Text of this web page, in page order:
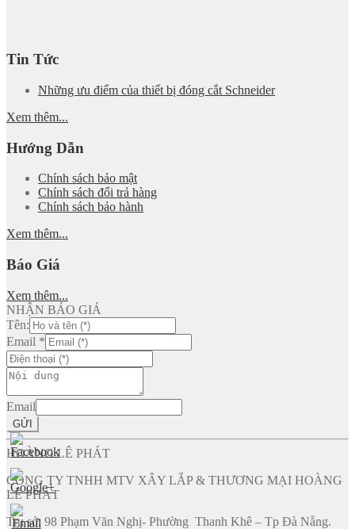
Tin Tức
Những ưu điểm của thiết bị đóng cắt Schneider
Xem thêm...
Hướng Dẫn
Chính sách bảo mật
Chính sách đổi trả hàng
Chính sách bảo hành
Xem thêm...
Báo Giá
Xem thêm...
NHẬN BÁO GIÁ
Tên:
Email *
Email
GỬI
HOÀNG LÊ PHÁT
CÔNG TY TNHH MTV XÂY LẮP & THƯƠNG MẠI HOÀNG
LÊ PHÁT
Trụ sở: 98 Phạm Văn Nghị- Phường Thanh Khê – Tp Đà Nẵng.